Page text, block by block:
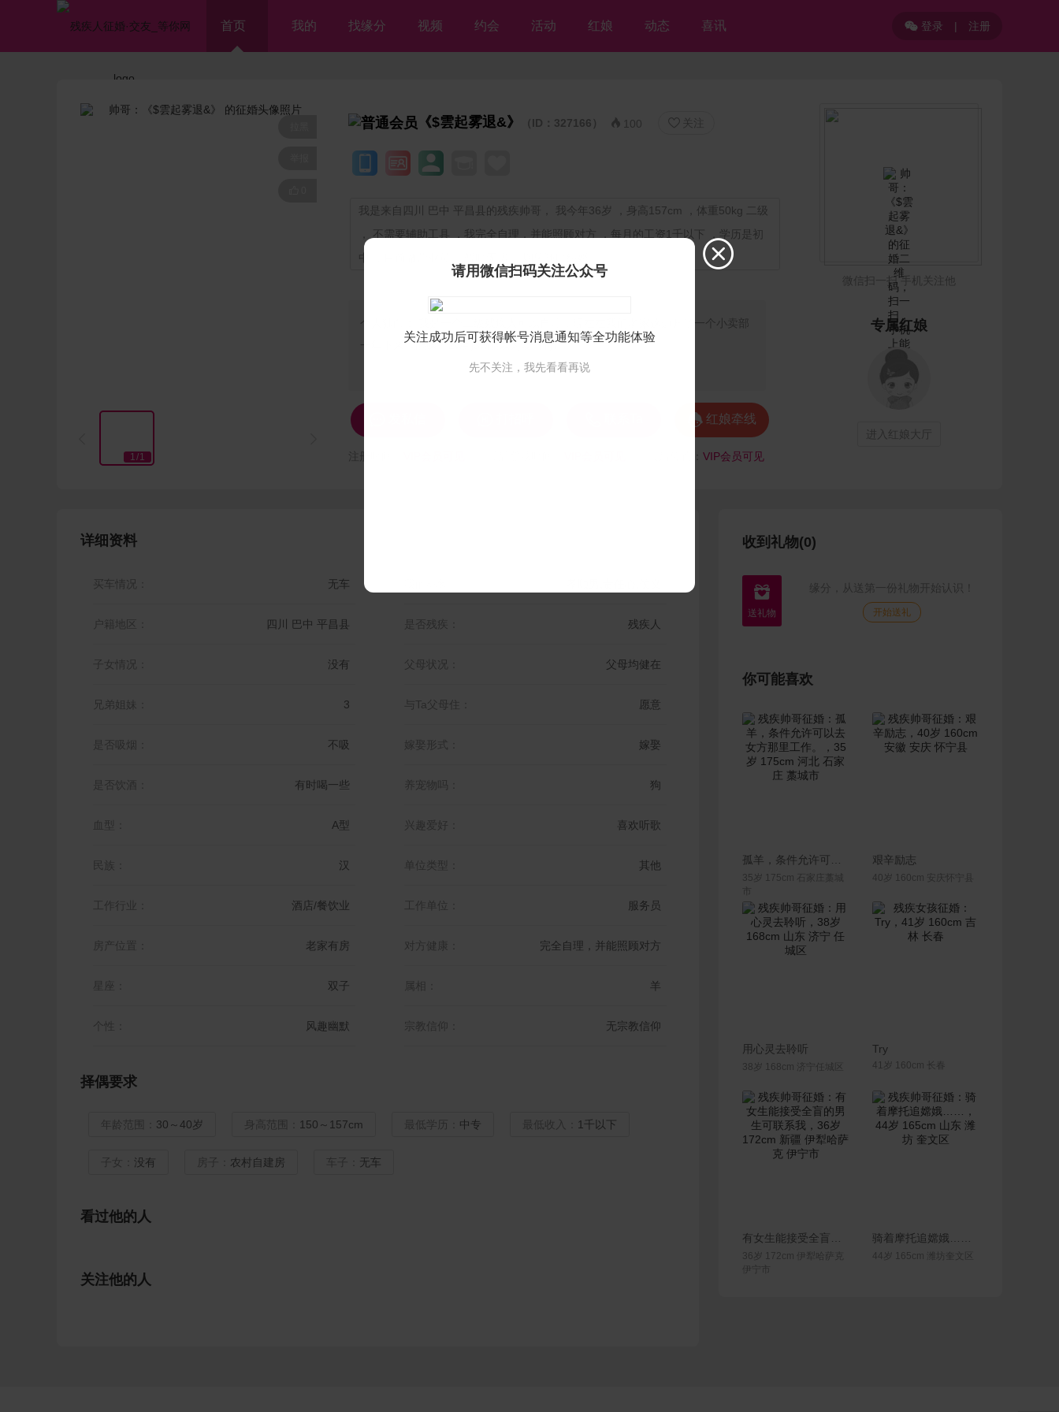
首页 我的 找缘分 视频 约会 活动 红娘 动态 喜讯 登录 | 注册
1/1
《$雲起雾退&》 （ID：327166）  100  关注
我是来自四川 巴中 平昌县的残疾帅哥， 我今年36岁 ，身高157cm ，体重50kg 二级
， 不需要辅助工具 ，我完全自理，并能照顾对方 ，每月的工资1千以下 ，学历是初
中 ，目前做营业员 ，暂时无房 ，期望随时结婚
个人独白：
我是一个二级残疾人可以自理，现在在我们老家这边开了一个小卖部
一年下来也能赚个2w到3w能以为爱情付出
 红娘牵线
VIP会员可见
微信扫一扫 手机关注他
专属红娘
进入红娘大厅
详细资料
买车情况： 无车
户籍地区： 四川 巴中 平昌县 是否残疾： 残疾人
子女情况： 没有 父母状况： 父母均健在
兄弟姐妹： 3 与Ta父母住： 愿意
是否吸烟： 不吸 嫁娶形式： 嫁娶
是否饮酒： 有时喝一些 养宠物吗： 狗
血型： A型 兴趣爱好： 喜欢听歌
民族： 汉 单位类型： 其他
工作行业： 酒店/餐饮业 工作单位： 服务员
房产位置： 老家有房 对方健康： 完全自理，并能照顾对方
星座： 双子 属相： 羊
个性： 风趣幽默 宗教信仰： 无宗教信仰
择偶要求
年龄范围： 30～40岁 身高范围： 150～157cm 最低学历： 中专 最低收入： 1千以下
子女： 没有 房子： 农村自建房 车子： 无车
看过他的人
关注他的人
收到礼物(0)
 缘分，从送第一份礼物开始认识！
开始送礼
你可能喜欢
联系Ta
35岁 175cm 石家庄藁城
联系Ta
艰辛励志
40岁 160cm 安庆怀宁县
联系Ta
用心灵去聆听
38岁 168cm 济宁任城区
Try
41岁 160cm 长春
联系Ta
36岁 172cm 伊犁哈萨克
伊宁市
联系Ta
骑着摩托追嫦娥……
44岁 165cm 潍坊奎文区

请用微信扫码关注公众号
关注成功后可获得帐号消息通知等全功能体验
先不关注，我先看看再说